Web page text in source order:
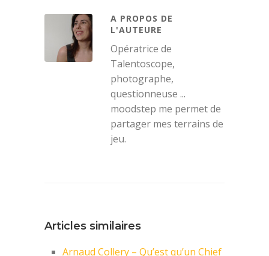
A PROPOS DE
L'AUTEURE
Opératrice de
Talentoscope,
photographe,
questionneuse ...
moodstep me permet de
partager mes terrains de
jeu.
Articles similaires
Arnaud Collery – Qu’est qu’un Chief